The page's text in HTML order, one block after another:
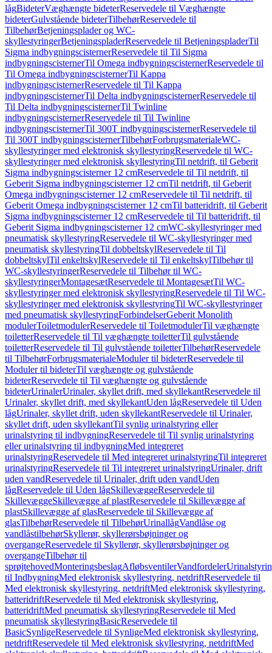
lågBideterVæghængte bideterReservedele til Væghængte
bideterGulvstående bideterTilbehørReservedele til
TilbehørBetjeningsplader og WC-
skyllestyringerBetjeningspladerReservedele til BetjeningspladerTil
Sigma indbygningscisternerReservedele til Til Sigma
indbygningscisternerTil Omega indbygningscisternerReservedele til
Til Omega indbygningscisternerTil Kappa
indbygningscisternerReservedele til Til Kappa
indbygningscisternerTil Delta indbygningscisternerReservedele til
Til Delta indbygningscisternerTil Twinline
indbygningscisternerReservedele til Til Twinline
indbygningscisternerTil 300T indbygningscisternerReservedele til
Til 300T indbygningscisternerTilbehørForbrugsmaterialeWC-
skyllestyringer med elektronisk skyllestyringReservedele til WC-
skyllestyringer med elektronisk skyllestyringTil netdrift, til Geberit
Sigma indbygningscisterner 12 cmReservedele til Til netdrift, til
Geberit Sigma indbygningscisterner 12 cmTil netdrift, til Geberit
Omega indbygningscisterner 12 cmReservedele til Til netdrift, til
Geberit Omega indbygningscisterner 12 cmTil batteridrift, til Geberit
Sigma indbygningscisterner 12 cmReservedele til Til batteridrift, til
Geberit Sigma indbygningscisterner 12 cmWC-skyllestyringer med
pneumatisk skyllestyringReservedele til WC-skyllestyringer med
pneumatisk skyllestyringTil dobbeltskylReservedele til Til
dobbeltskylTil enkeltskylReservedele til Til enkeltskylTilbehør til
WC-skyllestyringerReservedele til Tilbehør til WC-
skyllestyringerMontagesætReservedele til MontagesætTil WC-
skyllestyringer med elektronisk skyllestyringReservedele til Til WC-
skyllestyringer med elektronisk skyllestyringTil WC-skyllestyringer
med pneumatisk skyllestyringForbindelserGeberit Monolith
modulerToiletmodulerReservedele til ToiletmodulerTil væghængte
toiletterReservedele til Til væghængte toiletterTil gulvstående
toiletterReservedele til Til gulvstående toiletterTilbehørReservedele
til TilbehørForbrugsmaterialeModuler til bideterReservedele til
Moduler til bideterTil væghængte og gulvstående
bideterReservedele til Til væghængte og gulvstående
bideterUrinalerUrinaler, skyllet drift, med skyllekantReservedele til
Urinaler, skyllet drift, med skyllekantUden lågReservedele til Uden
lågUrinaler, skyllet drift, uden skyllekantReservedele til Urinaler,
skyllet drift, uden skyllekantTil synlig urinalstyring eller
urinalstyring til indbygningReservedele til Til synlig urinalstyring
eller urinalstyring til indbygningMed integreret
urinalstyringReservedele til Med integreret urinalstyringTil integreret
urinalstyringReservedele til Til integreret urinalstyringUrinaler, drift
uden vandReservedele til Urinaler, drift uden vandUden
lågReservedele til Uden lågSkillevæggeReservedele til
SkillevæggeSkillevægge af plastReservedele til Skillevægge af
plastSkillevægge af glasReservedele til Skillevægge af
glasTilbehørReservedele til TilbehørUrinallågVandlåse og
vandlåstilbehørSkyllerør, skyllerørsbøjninger og
overgangeReservedele til Skyllerør, skyllerørsbøjninger og
overgangeTilbehør til
sprøjtehovedMonteringsbeslagAfløbsventilerVandfordeler
til IndbygningMed elektronisk skyllestyring, netdriftReservedele til
Med elektronisk skyllestyring, netdriftMed elektronisk skyllestyring,
batteridriftReservedele til Med elektronisk skyllestyring,
batteridriftMed pneumatisk skyllestyringReservedele til Med
pneumatisk skyllestyringBasicReservedele til
BasicSynligeReservedele til SynligeMed elektronisk skyllestyring,
netdriftReservedele til Med elektronisk skyllestyring, netdriftMed